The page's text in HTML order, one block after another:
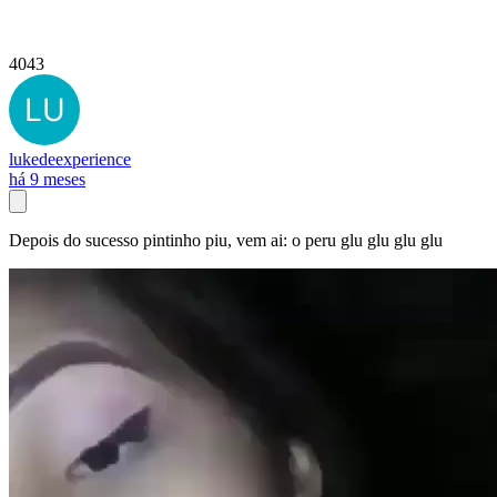
4043
lukedeexperience
há 9 meses
Depois do sucesso pintinho piu, vem ai: o peru glu glu glu glu